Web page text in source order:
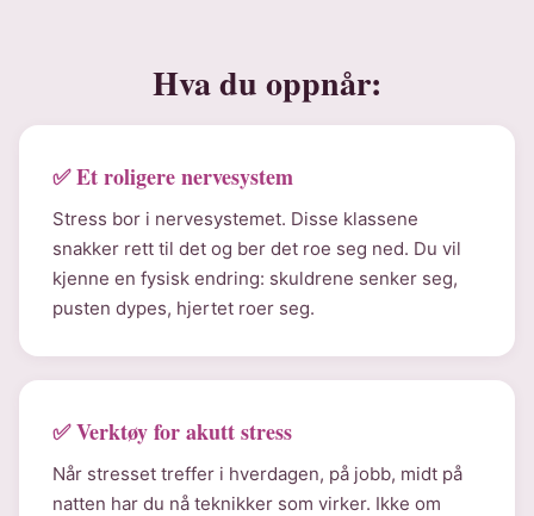
Hva du oppnår:
✅ Et roligere nervesystem
Stress bor i nervesystemet. Disse klassene
snakker rett til det og ber det roe seg ned. Du vil
kjenne en fysisk endring: skuldrene senker seg,
pusten dypes, hjertet roer seg.
✅ Verktøy for akutt stress
Når stresset treffer i hverdagen, på jobb, midt på
natten har du nå teknikker som virker. Ikke om